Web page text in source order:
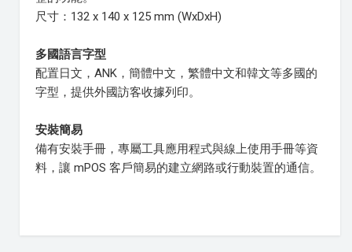
尺寸：132 x 140 x 125 mm (WxDxH)
多國語言字型
配置日文，ANK，簡體中文，繁體中文和韓文等多國的
字型，提供外國訪客收據列印。
安裝簡易
備有安裝手冊，專屬工具應用程式與線上使用手冊等資
料，讓 mPOS 客戶簡易的建立網路或行動裝置的通信。